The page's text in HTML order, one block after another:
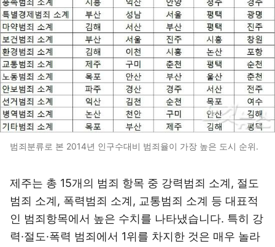
범죄분류로 본 2014년 인구수대비 범죄율이 가장 높은 도시 순위.
제주는 총 15개의 범죄 항목 중 강력범죄 소계, 절도
범죄 소계, 폭력범죄 소계, 교통범죄 소계 등 대표적
인 범죄항목에서 높은 수치를 나타냈습니다. 특히 강
력·절도·폭력 범죄에서 1위를 차지한 것은 매우 놀라